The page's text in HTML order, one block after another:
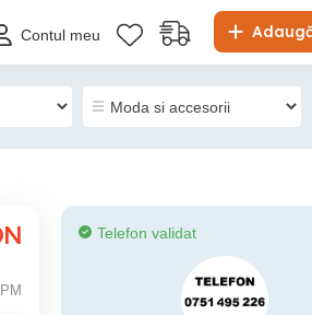
Contul meu
Telefon validat